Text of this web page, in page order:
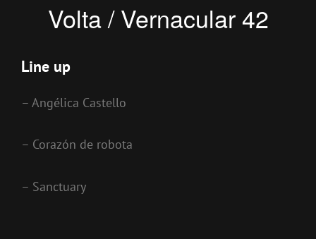
Volta / Vernacular 42
Line up
– Angélica Castello
– Corazón de robota
– Sanctuary